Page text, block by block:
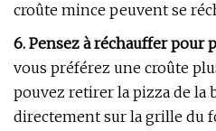
croûte mince peuvent se
6. Pensez à réchauffer pour
vous préférez une croûte
pouvez retirer la pizza de la
directement sur la grille du